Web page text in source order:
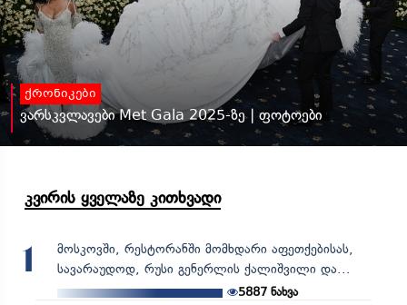
ქრონიკები
ვარსკვლავები Met Gala 2025-ზე | ფოტოები
კვირის ყველაზე კითხვადი
1
მოსკოვში, რესტორანში მომხდარი აფეთქებისას,
სავარაუდოდ, რუსი გენერლის ქალიშვილი და...
5887 ნახვა